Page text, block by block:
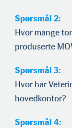
Spørsmål 2:
Hvor mange
produserte
Spørsmål 3:
Hvor har
hovedkontor?
Spørsmål 4: